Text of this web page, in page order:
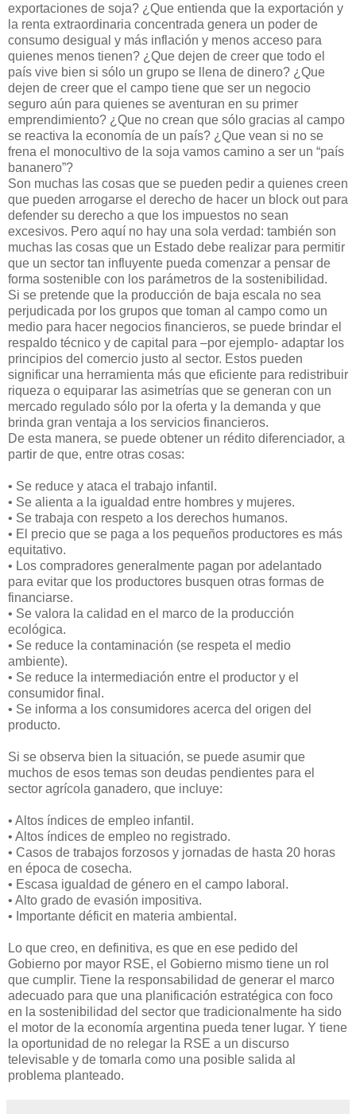
exportaciones de soja? ¿Que entienda que la exportación y
la renta extraordinaria concentrada genera un poder de
consumo desigual y más inflación y menos acceso para
quienes menos tienen? ¿Que dejen de creer que todo el
país vive bien si sólo un grupo se llena de dinero? ¿Que
dejen de creer que el campo tiene que ser un negocio
seguro aún para quienes se aventuran en su primer
emprendimiento? ¿Que no crean que sólo gracias al campo
se reactiva la economía de un país? ¿Que vean si no se
frena el monocultivo de la soja vamos camino a ser un “país
bananero”?
Son muchas las cosas que se pueden pedir a quienes creen
que pueden arrogarse el derecho de hacer un block out para
defender su derecho a que los impuestos no sean
excesivos. Pero aquí no hay una sola verdad: también son
muchas las cosas que un Estado debe realizar para permitir
que un sector tan influyente pueda comenzar a pensar de
forma sostenible con los parámetros de la sostenibilidad.
Si se pretende que la producción de baja escala no sea
perjudicada por los grupos que toman al campo como un
medio para hacer negocios financieros, se puede brindar el
respaldo técnico y de capital para –por ejemplo- adaptar los
principios del comercio justo al sector. Estos pueden
significar una herramienta más que eficiente para redistribuir
riqueza o equiparar las asimetrías que se generan con un
mercado regulado sólo por la oferta y la demanda y que
brinda gran ventaja a los servicios financieros.
De esta manera, se puede obtener un rédito diferenciador, a
partir de que, entre otras cosas:
• Se reduce y ataca el trabajo infantil.
• Se alienta a la igualdad entre hombres y mujeres.
• Se trabaja con respeto a los derechos humanos.
• El precio que se paga a los pequeños productores es más
equitativo.
• Los compradores generalmente pagan por adelantado
para evitar que los productores busquen otras formas de
financiarse.
• Se valora la calidad en el marco de la producción
ecológica.
• Se reduce la contaminación (se respeta el medio
ambiente).
• Se reduce la intermediación entre el productor y el
consumidor final.
• Se informa a los consumidores acerca del origen del
producto.
Si se observa bien la situación, se puede asumir que
muchos de esos temas son deudas pendientes para el
sector agrícola ganadero, que incluye:
• Altos índices de empleo infantil.
• Altos índices de empleo no registrado.
• Casos de trabajos forzosos y jornadas de hasta 20 horas
en época de cosecha.
• Escasa igualdad de género en el campo laboral.
• Alto grado de evasión impositiva.
• Importante déficit en materia ambiental.
Lo que creo, en definitiva, es que en ese pedido del
Gobierno por mayor RSE, el Gobierno mismo tiene un rol
que cumplir. Tiene la responsabilidad de generar el marco
adecuado para que una planificación estratégica con foco
en la sostenibilidad del sector que tradicionalmente ha sido
el motor de la economía argentina pueda tener lugar. Y tiene
la oportunidad de no relegar la RSE a un discurso
televisable y de tomarla como una posible salida al
problema planteado.